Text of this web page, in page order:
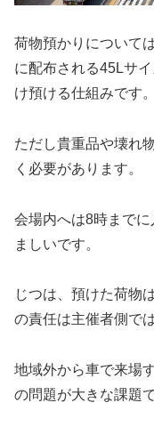
荷物預かりについて
に配布される45Lサ
け預ける仕組みです。
ただし貴重品や壊れ
く必要があります。
会場内へは8時まで
ましいです。
じつは、預けた荷物
の責任は主催者側で
地域外から車で来場
の問題が大きな課題で